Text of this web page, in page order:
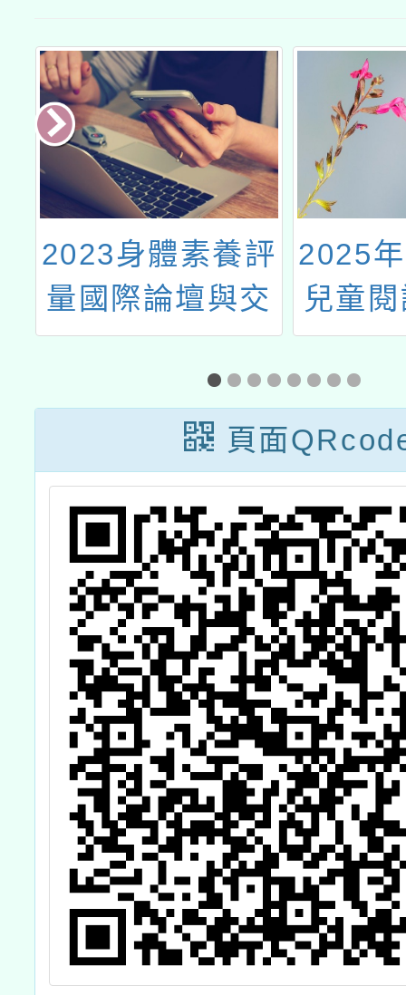
2023身體素養評
量國際論壇與交
流參訪實施計畫
2025
兒童
動」
子檔
兒童
頁面